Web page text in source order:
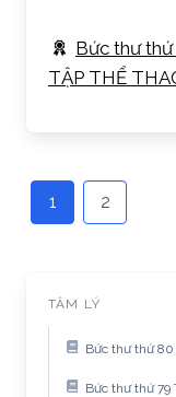
Bức thư
TẬP THỂ
1 2
TÂM LÝ
Bức thư thứ 80
Bức thư thứ 79